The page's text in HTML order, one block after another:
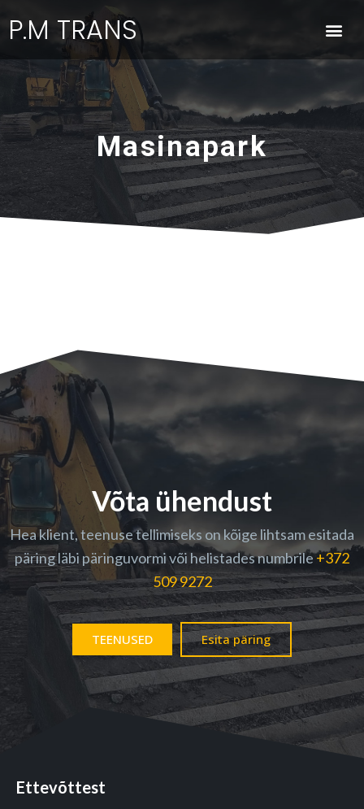
P.M TRANS
Masinapark
Võta ühendust
Hea klient, teenuse tellimiseks on kõige lihtsam esitada
päring läbi päringuvormi või helistades numbrile+372
509 9272
TEENUSED Esita päring
Ettevõttest